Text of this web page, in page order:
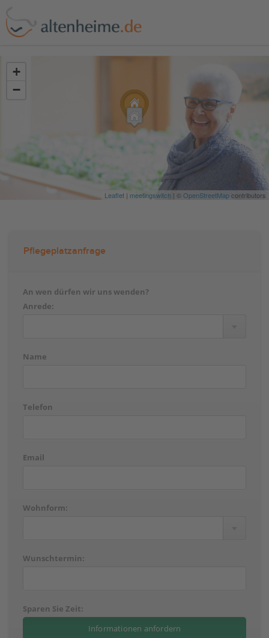
+
−
Leaflet | meetingswitch | ©OpenStreetMapcontributors
Pflegeplatzanfrage
An wen dürfen wir uns wenden?
Anrede:
Name
Telefon
Email
Wohnform:
Wunschtermin:
Sparen Sie Zeit: